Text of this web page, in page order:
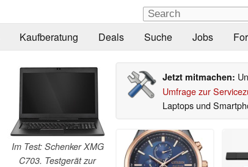
Kaufberatung Deals Suche Jobs
Im Test: Schenker XMG
C703. Testgerät zur
Jetzt mitmachen:
Umfrage zur
Laptops und